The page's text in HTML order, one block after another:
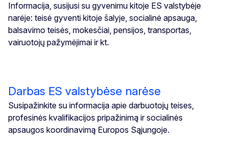
Informacija, susijusi su gyvenimu kitoje ES valstybėje
narėje: teisė gyventi kitoje šalyje, socialinė apsauga,
balsavimo teisės, mokesčiai, pensijos, transportas,
vairuotojų pažymėjimai ir kt.
Darbas ES valstybėse narėse
Susipažinkite su informacija apie darbuotojų teises,
profesinės kvalifikacijos pripažinimą ir socialinės
apsaugos koordinavimą Europos Sąjungoje.